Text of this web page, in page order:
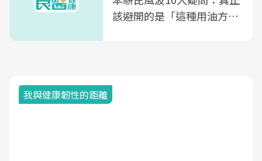
該避開的是「這種用油方
我與健康韌性的距離